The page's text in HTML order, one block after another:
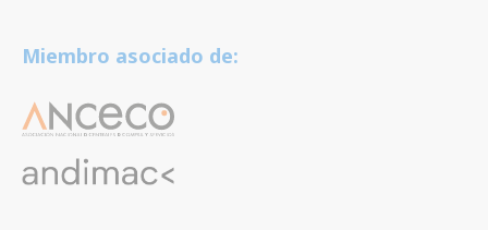
Miembro asociado de: